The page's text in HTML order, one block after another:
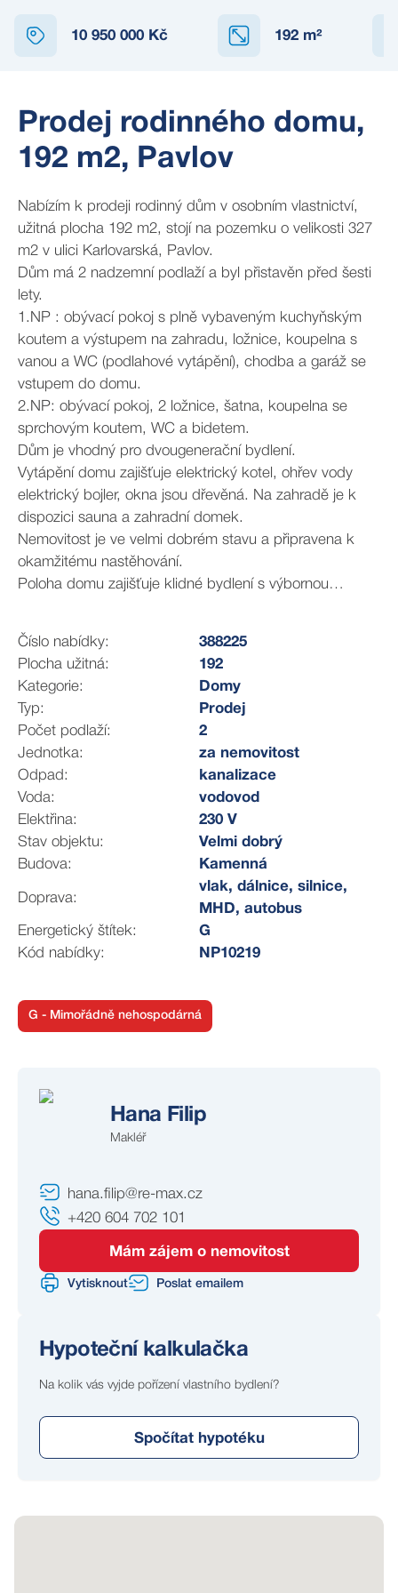
10 950 000 Kč 192 m²
Prodej rodinného domu,
192 m2, Pavlov
Nabízím k prodeji rodinný dům v osobním vlastnictví,
užitná plocha 192 m2, stojí na pozemku o velikosti 327
m2 v ulici Karlovarská, Pavlov.
Dům má 2 nadzemní podlaží a byl přistavěn před šesti
lety.
1.NP : obývací pokoj s plně vybaveným kuchyňským
koutem a výstupem na zahradu, ložnice, koupelna s
vanou a WC (podlahové vytápění), chodba a garáž se
vstupem do domu.
2.NP: obývací pokoj, 2 ložnice, šatna, koupelna se
sprchovým koutem, WC a bidetem.
Dům je vhodný pro dvougenerační bydlení.
Vytápění domu zajišťuje elektrický kotel, ohřev vody
elektrický bojler, okna jsou dřevěná. Na zahradě je k
dispozici sauna a zahradní domek.
Nemovitost je ve velmi dobrém stavu a připravena k
okamžitému nastěhování.
Poloha domu zajišťuje klidné bydlení s výbornou
vzdálena 3 minuty pěší chůzí od domu a za 21 minut se
dostanete do stanice metra "A" Veleslavín nebo za 12
minut do Kladna. Na dálnici D6 se dostanete za 7
minut.
V bezprostřední blízkosti domu se nachází dětské a
fotbalové hřiště a nově vybudovaný tenisový kurt, což
činí tuto lokalitu ideální pro rodiny s dětmi.
Pro další informace či zájem o prohlídku mě prosím
kontaktujte.
Číslo nabídky:
388225
Plocha užitná:
192
Kategorie:
Domy
Typ:
Prodej
Počet podlaží:
2
Jednotka:
za nemovitost
Odpad:
kanalizace
Voda:
vodovod
Elektřina:
230 V
Stav objektu:
Velmi dobrý
Budova:
Kamenná
Doprava:
vlak, dálnice, silnice,
MHD, autobus
Energetický štítek:
G
Kód nabídky:
NP10219
G - Mimořádně nehospodárná
Hana Filip
Makléř
hana.filip@re-max.cz
+420 604 702 101
Mám zájem o nemovitost
Vytisknout Poslat emailem
Hypoteční kalkulačka
Na kolik vás vyjde pořízení vlastního bydlení?
Spočítat hypotéku